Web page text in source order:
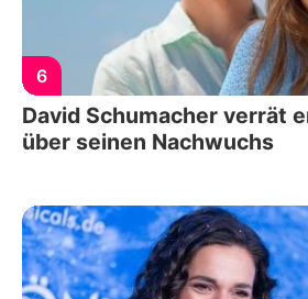
6
David Schumacher verrät
über seinen Nachwuchs